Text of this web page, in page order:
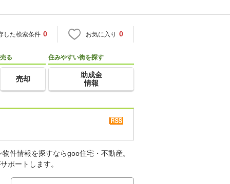
した検索条件 0 お気に入り 0
売る
売却
住みやすい街を探す
助成金
情報
件情報を探すならgoo住宅・不動産。
ポートします。